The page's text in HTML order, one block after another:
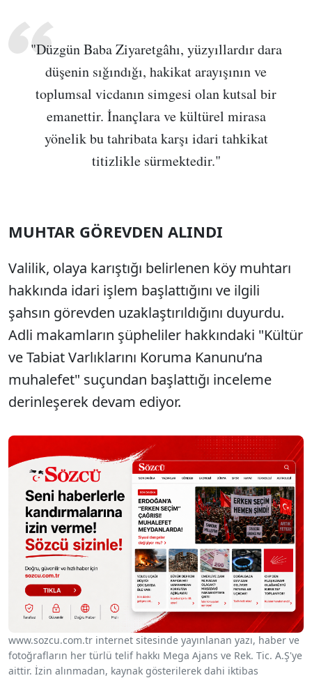
"Düzgün Baba Ziyaretgâhı, yüzyıllardır dara
düşenin sığındığı, hakikat arayışının ve
toplumsal vicdanın simgesi olan kutsal bir
emanettir. İnançlara ve kültürel mirasa
yönelik bu tahribata karşı idari tahkikat
titizlikle sürmektedir."
MUHTAR GÖREVDEN ALINDI
Valilik, olaya karıştığı belirlenen köy muhtarı
hakkında idari işlem başlattığını ve ilgili
şahsın görevden uzaklaştırıldığını duyurdu.
Adli makamların şüpheliler hakkındaki "Kültür
ve Tabiat Varlıklarını Koruma Kanunu’na
muhalefet" suçundan başlattığı inceleme
derinleşerek devam ediyor.
www.sozcu.com.tr internet sitesinde yayınlanan yazı, haber ve
fotoğrafların her türlü telif hakkı Mega Ajans ve Rek. Tic. A.Ş'ye
aittir. İzin alınmadan, kaynak gösterilerek dahi iktibas